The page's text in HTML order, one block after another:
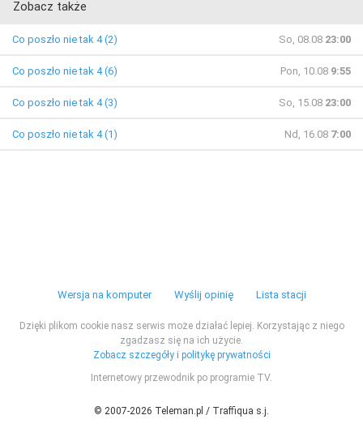
Zobacz także
Co poszło nie tak 4 (2) So, 08.08 23:00
Co poszło nie tak 4 (6) Pon, 10.08 9:55
Co poszło nie tak 4 (3) So, 15.08 23:00
Co poszło nie tak 4 (1) Nd, 16.08 7:00
Wersja na komputer Wyślij opinię Lista stacji
Dzięki plikom cookie nasz serwis może działać lepiej. Korzystając z niego
zgadzasz się na ich użycie.
Zobacz szczegóły i politykę prywatności
Internetowy przewodnik po programie TV.
© 2007-2026 Teleman.pl / Traffiqua s.j.